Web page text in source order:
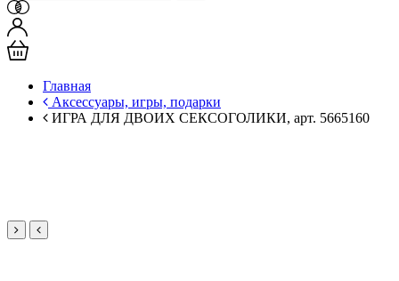
Главная
Аксессуары, игры, подарки
ИГРА ДЛЯ ДВОИХ СЕКСОГОЛИКИ, арт. 5665160